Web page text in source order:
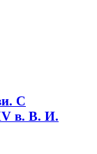
С
в. В. И.